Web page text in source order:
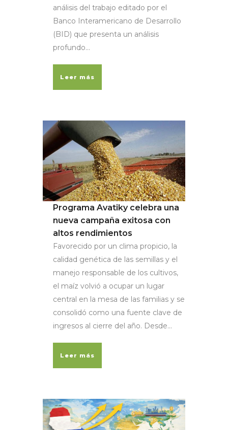
análisis del trabajo editado por el
Banco Interamericano de Desarrollo
(BID) que presenta un análisis
profundo...
Leer más
Programa Avatiky celebra una
nueva campaña exitosa con
altos rendimientos
Favorecido por un clima propicio, la
calidad genética de las semillas y el
manejo responsable de los cultivos,
el maíz volvió a ocupar un lugar
central en la mesa de las familias y se
consolidó como una fuente clave de
ingresos al cierre del año. Desde...
Leer más